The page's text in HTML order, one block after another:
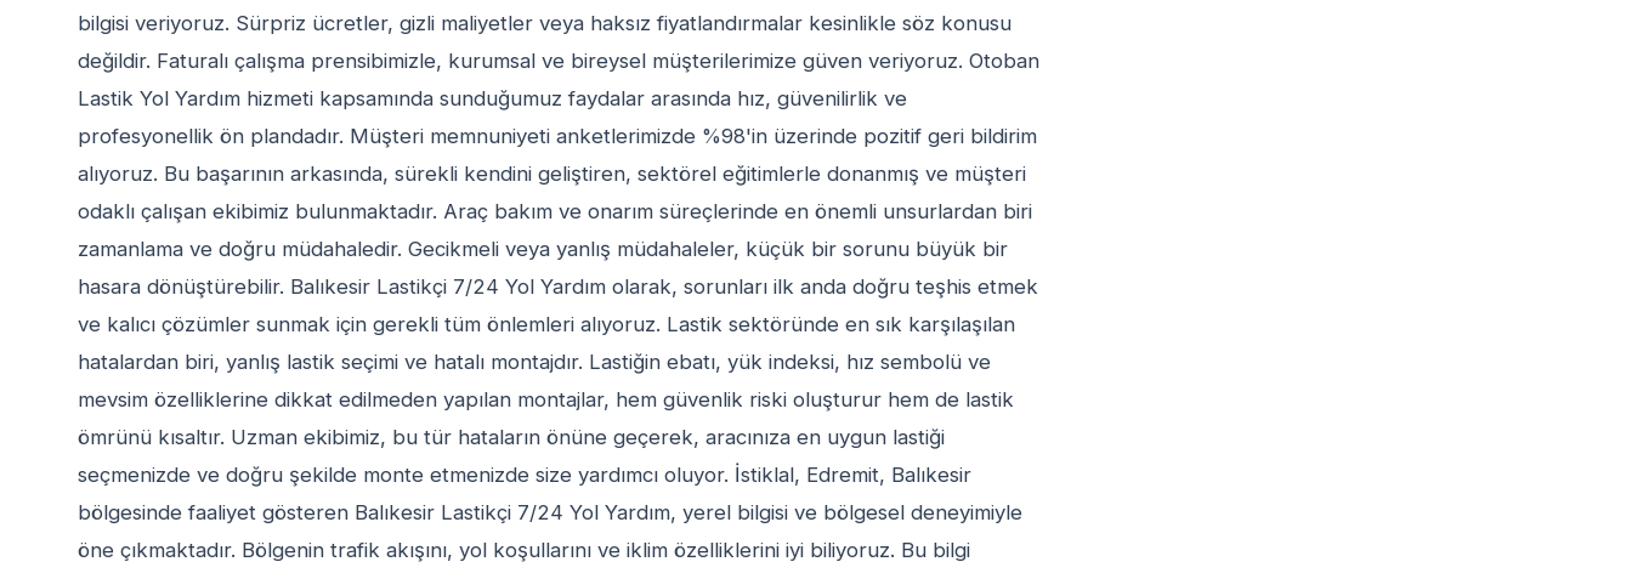
bilgisi veriyoruz. Sürpriz ücretler, gizli maliyetler veya haksız fiyatlandırmalar kesinlikle söz konusu
değildir. Faturalı çalışma prensibimizle, kurumsal ve bireysel müşterilerimize güven veriyoruz. Otoban
Lastik Yol Yardım hizmeti kapsamında sunduğumuz faydalar arasında hız, güvenilirlik ve
profesyonellik ön plandadır. Müşteri memnuniyeti anketlerimizde %98'in üzerinde pozitif geri bildirim
alıyoruz. Bu başarının arkasında, sürekli kendini geliştiren, sektörel eğitimlerle donanmış ve müşteri
odaklı çalışan ekibimiz bulunmaktadır. Araç bakım ve onarım süreçlerinde en önemli unsurlardan biri
zamanlama ve doğru müdahaledir. Gecikmeli veya yanlış müdahaleler, küçük bir sorunu büyük bir
hasara dönüştürebilir. Balıkesir Lastikçi 7/24 Yol Yardım olarak, sorunları ilk anda doğru teşhis etmek
ve kalıcı çözümler sunmak için gerekli tüm önlemleri alıyoruz. Lastik sektöründe en sık karşılaşılan
hatalardan biri, yanlış lastik seçimi ve hatalı montajdır. Lastiğin ebatı, yük indeksi, hız sembolü ve
mevsim özelliklerine dikkat edilmeden yapılan montajlar, hem güvenlik riski oluşturur hem de lastik
ömrünü kısaltır. Uzman ekibimiz, bu tür hataların önüne geçerek, aracınıza en uygun lastiği
seçmenizde ve doğru şekilde monte etmenizde size yardımcı oluyor. İstiklal, Edremit, Balıkesir
bölgesinde faaliyet gösteren Balıkesir Lastikçi 7/24 Yol Yardım, yerel bilgisi ve bölgesel deneyimiyle
öne çıkmaktadır. Bölgenin trafik akışını, yol koşullarını ve iklim özelliklerini iyi biliyoruz. Bu bilgi